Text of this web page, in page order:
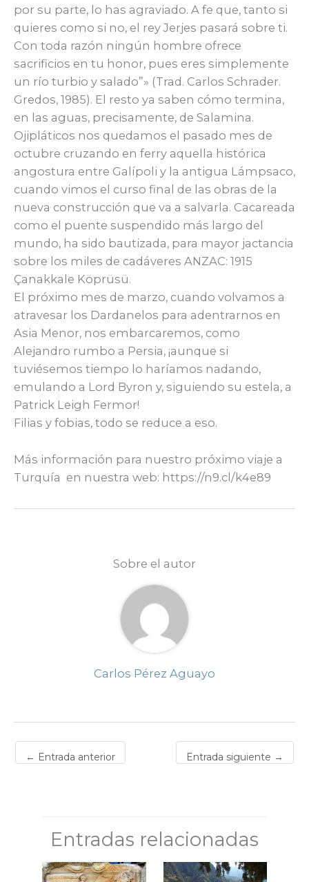
por su parte, lo has agraviado. A fe que, tanto si
quieres como si no, el rey Jerjes pasará sobre ti.
Con toda razón ningún hombre ofrece
sacrificios en tu honor, pues eres simplemente
un río turbio y salado”» (Trad. Carlos Schrader.
Gredos, 1985). El resto ya saben cómo termina,
en las aguas, precisamente, de Salamina.
Ojipláticos nos quedamos el pasado mes de
octubre cruzando en ferry aquella histórica
angostura entre Galípoli y la antigua Lámpsaco,
cuando vimos el curso final de las obras de la
nueva construcción que va a salvarla. Cacareada
como el puente suspendido más largo del
mundo, ha sido bautizada, para mayor jactancia
sobre los miles de cadáveres ANZAC: 1915
Çanakkale Köprüsü.
El próximo mes de marzo, cuando volvamos a
atravesar los Dardanelos para adentrarnos en
Asia Menor, nos embarcaremos, como
Alejandro rumbo a Persia, ¡aunque si
tuviésemos tiempo lo haríamos nadando,
emulando a Lord Byron y, siguiendo su estela, a
Patrick Leigh Fermor!
Filias y fobias, todo se reduce a eso.
Más información para nuestro próximo viaje a
Turquía en nuestra web: https://n9.cl/k4e89
Sobre el autor
Carlos Pérez Aguayo
← Entrada anterior Entrada siguiente →
Entradas relacionadas